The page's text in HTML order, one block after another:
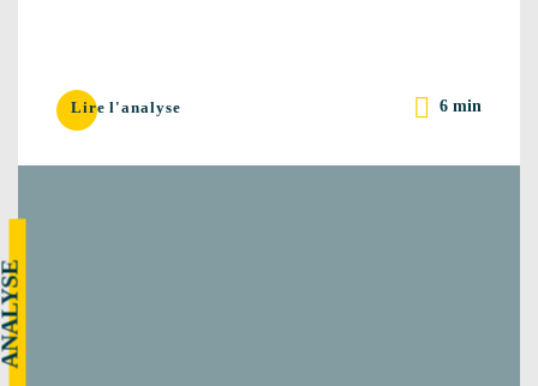
Lire l'analyse 6 min